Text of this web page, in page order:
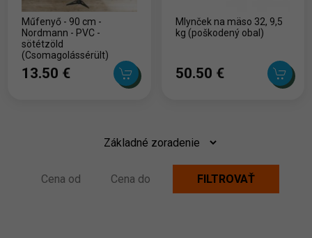
Műfenyő - 90 cm -
Nordmann - PVC -
sötétzöld
(Csomagolássérült)
13.50 ‎€
Mlynček na mäso 32, 9,5
kg (poškodený obal)
50.50 ‎€